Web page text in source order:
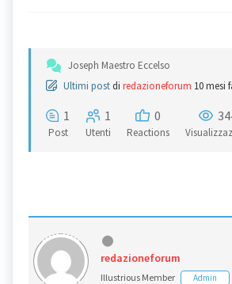
Joseph Maestro Eccelso
Ultimi post di redazioneforum 10 mesi
1
Post
1
Utenti
0
Reactions
redazioneforum
Illustrious Member Admin